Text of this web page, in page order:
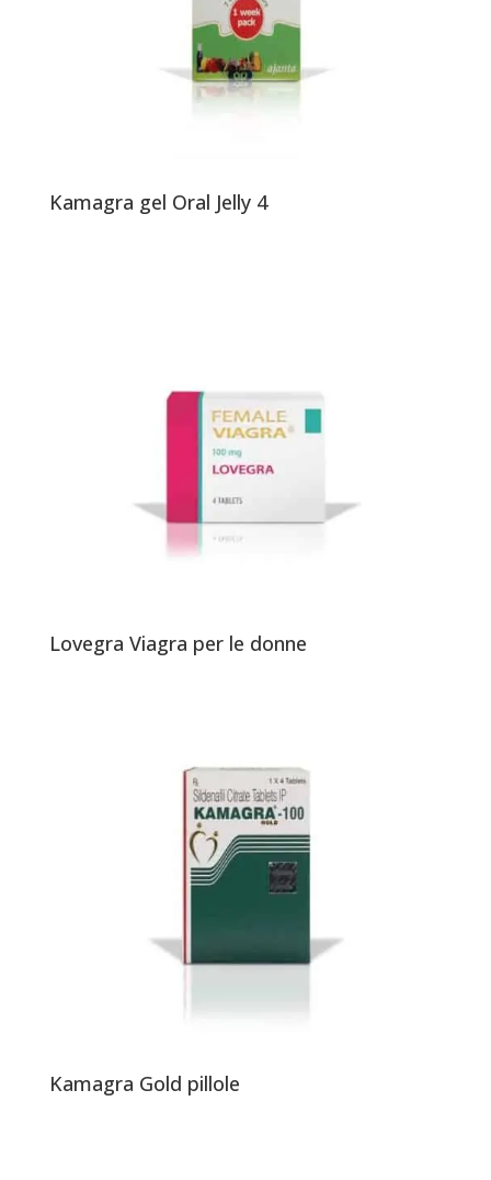
Kamagra gel Oral Jelly 4
Lovegra Viagra per le donne
Kamagra Gold pillole